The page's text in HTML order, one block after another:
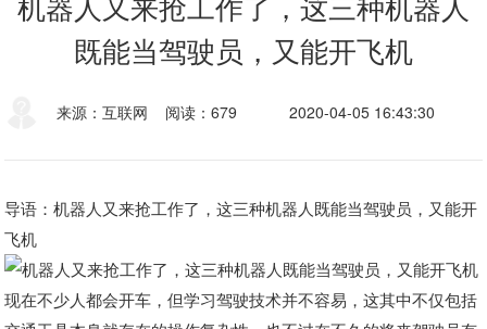
既能当驾驶员，又能开飞机
来源：互联网 阅读：679 2020-04-05 16:43:30
导语：机器人又来抢工作了，这三种机器人既能当驾驶员，又能开
飞机
现在不少人都会开车，但学习驾驶技术并不容易，这其中不仅包括